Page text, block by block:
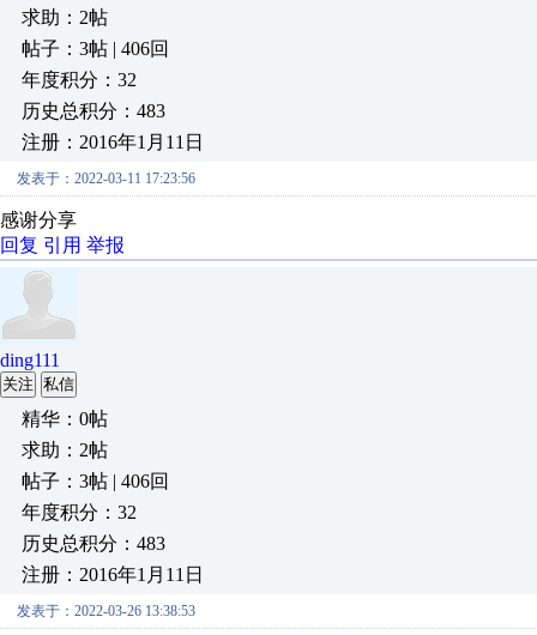
求助：2帖
帖子：3帖 | 406回
年度积分：32
历史总积分：483
注册：2016年1月11日
发表于：2022-03-11 17:23:56
感谢分享
回复 引用 举报
ding111
关注 私信
精华：0帖
求助：2帖
帖子：3帖 | 406回
年度积分：32
历史总积分：483
注册：2016年1月11日
发表于：2022-03-26 13:38:53